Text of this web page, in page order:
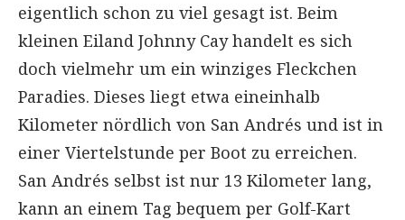
eigentlich schon zu viel gesagt ist. Beim
kleinen Eiland Johnny Cay handelt es sich
doch vielmehr um ein winziges Fleckchen
Paradies. Dieses liegt etwa eineinhalb
Kilometer nördlich von San Andrés und ist in
einer Viertelstunde per Boot zu erreichen.
San Andrés selbst ist nur 13 Kilometer lang,
kann an einem Tag bequem per Golf-Kart